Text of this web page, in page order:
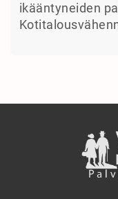
ikääntyneiden